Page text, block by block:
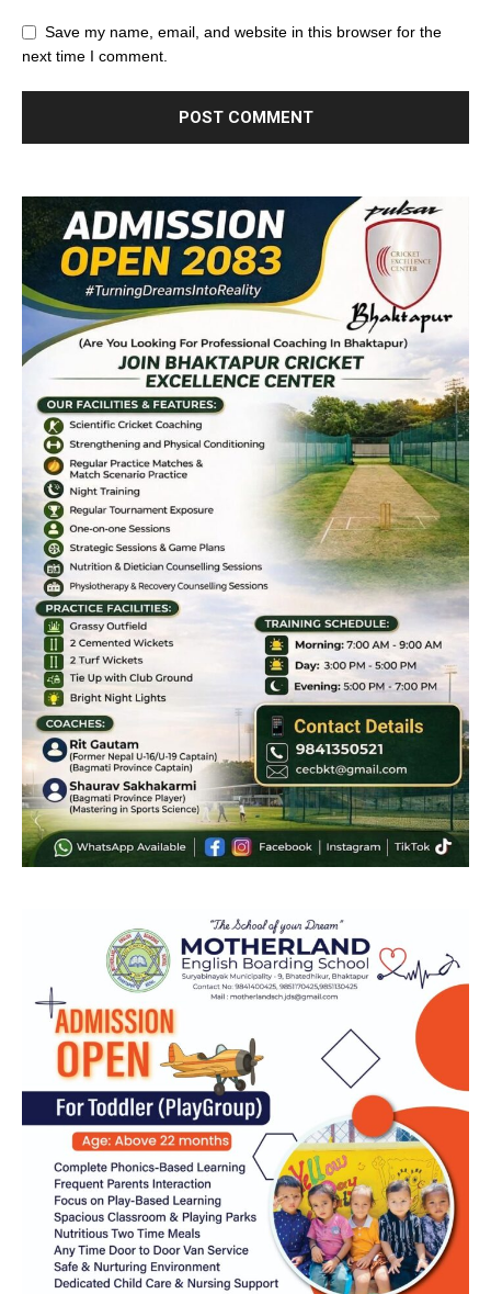
Save my name, email, and website in this browser for the
next time I comment.